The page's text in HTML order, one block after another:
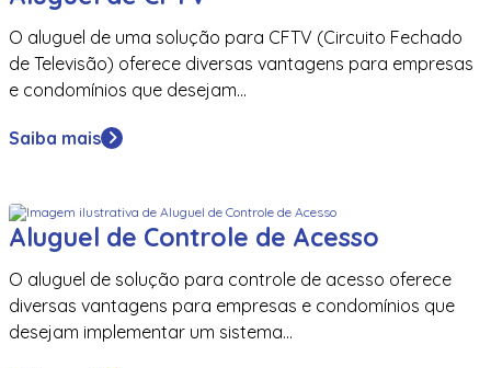
O aluguel de uma solução para CFTV (Circuito Fechado
de Televisão) oferece diversas vantagens para empresas
e condomínios que desejam...
Saiba mais
Aluguel de Controle de Acesso
O aluguel de solução para controle de acesso oferece
diversas vantagens para empresas e condomínios que
desejam implementar um sistema...